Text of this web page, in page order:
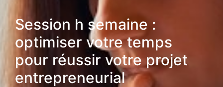
Session h semaine :
optimiser votre temps
pour réussir votre projet
entrepreneurial